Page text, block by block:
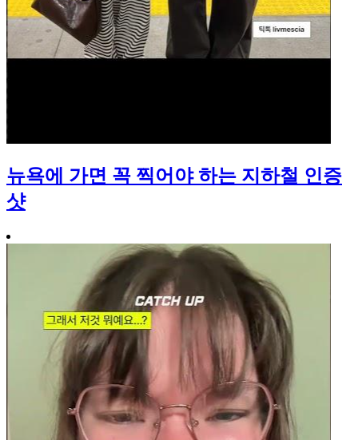
뉴욕에 가면 꼭 찍어야 하는 지하철 인증
샷